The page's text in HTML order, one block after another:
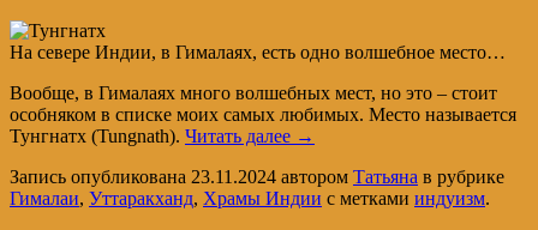
На севере Индии, в Гималаях, есть одно волшебное место…
Вообще, в Гималаях много волшебных мест, но это – стоит
особняком в списке моих самых любимых. Место называется
Тунгнатх (Tungnath). Читать далее →
Запись опубликована 23.11.2024 автором Татьяна в рубрике
Гималаи, Уттаракханд, Храмы Индии с метками индуизм.